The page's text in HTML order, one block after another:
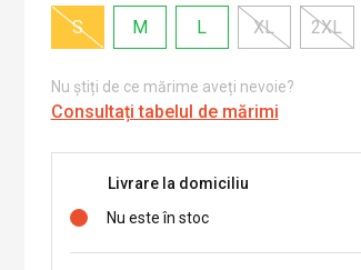
S
M L XL 2XL
Nu știți de ce mărime aveți nevoie?
Consultați tabelul de mărimi
Livrare la domiciliu
Nu este în stoc